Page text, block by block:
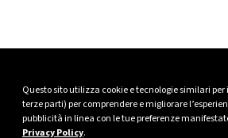
Questo sito utilizza cookie e tecnologie similari
terze parti) per comprendere e migliorare
pubblicità in linea con le tue preferenze
Privacy Policy.